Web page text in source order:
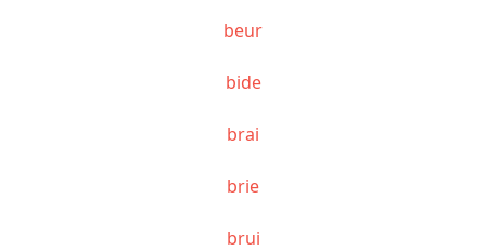
beur
bide
brai
brie
brui